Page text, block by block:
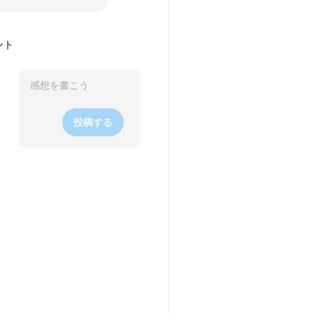
ト
投稿する